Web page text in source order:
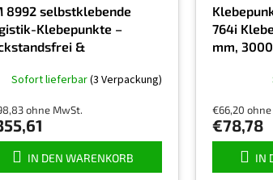
8992 selbstklebende
Klebepunkte –
&
Stück pro Verpackung
Sofort lieferbar(3 Verpackung)
ohne MwSt.
IN DEN WARENKORB
764i
mm,
€66,20
€78,78
IN